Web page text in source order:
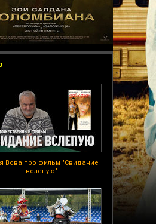
Вова про фильм "Свидание
вслепую"